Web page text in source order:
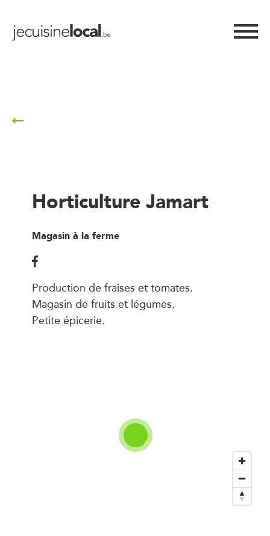
Horticulture Jamart
Magasin à la ferme
Production de fraises et tomates.
Magasin de fruits et légumes.
Petite épicerie.